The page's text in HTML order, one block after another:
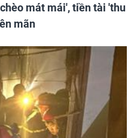
mát mái', tiền tài 'thu
mãn